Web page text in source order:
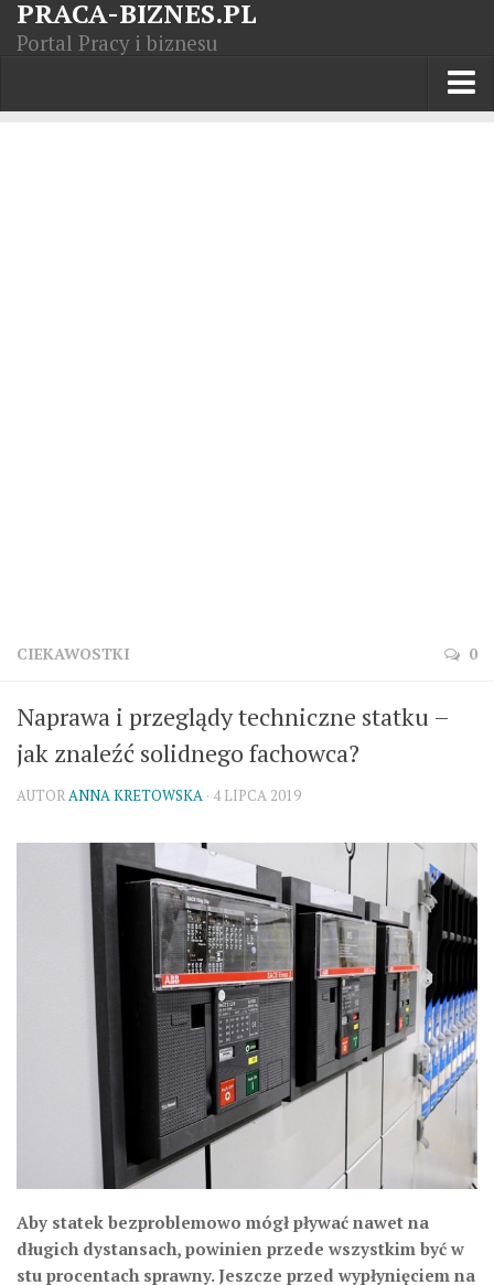
PRACA-BIZNES.PL
Portal Pracy i biznesu
CIEKAWOSTKI 0
Naprawa i przeglądy techniczne statku –
jak znaleźć solidnego fachowca?
AUTORANNA KRETOWSKA · 4 LIPCA 2019
Aby statek bezproblemowo mógł pływać nawet na
długich dystansach, powinien przede wszystkim być w
stu procentach sprawny. Jeszcze przed wypłynięciem na